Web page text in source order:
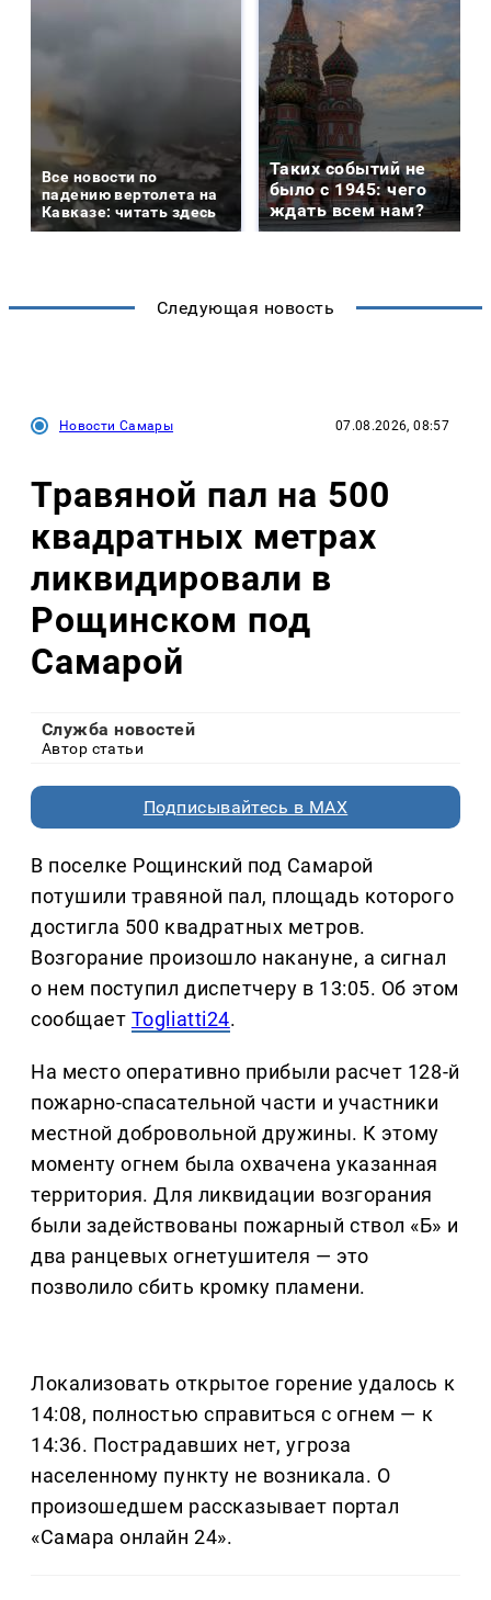
Все новости по
падению вертолета на
Кавказе: читать здесь
Таких событий не
было с 1945: чего
ждать всем нам?
Следующая новость
Новости Самары 07.08.2026, 08:57
Травяной пал на 500
квадратных метрах
ликвидировали в
Рощинском под
Самарой
Служба новостей
Автор статьи
Подписывайтесь в MAX
В поселке Рощинский под Самарой
потушили травяной пал, площадь которого
достигла 500 квадратных метров.
Возгорание произошло накануне, а сигнал
о нем поступил диспетчеру в 13:05. Об этом
сообщает Togliatti24.
На место оперативно прибыли расчет 128-й
пожарно-спасательной части и участники
местной добровольной дружины. К этому
моменту огнем была охвачена указанная
территория. Для ликвидации возгорания
были задействованы пожарный ствол «Б» и
два ранцевых огнетушителя — это
позволило сбить кромку пламени.
Локализовать открытое горение удалось к
14:08, полностью справиться с огнем — к
14:36. Пострадавших нет, угроза
населенному пункту не возникала. О
произошедшем рассказывает портал
«Самара онлайн 24».